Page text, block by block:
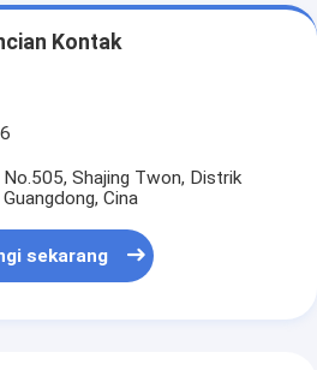
Kontak
Shajing Twon, Distrik
Cina
sekarang